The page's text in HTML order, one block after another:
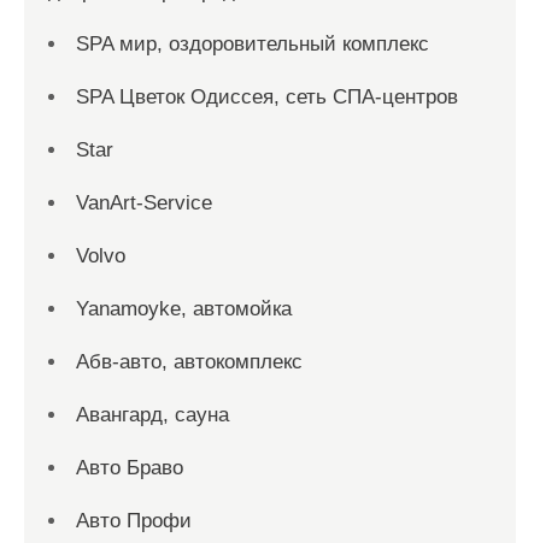
SPA мир, оздоровительный комплекс
SPA Цветок Одиссея, сеть СПА-центров
Star
VanArt-Service
Volvo
Yanamoyke, автомойка
Абв-авто, автокомплекс
Авангард, сауна
Авто Браво
Авто Профи